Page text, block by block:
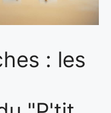
: les